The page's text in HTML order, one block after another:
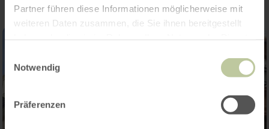
Partner führen diese Informationen möglicherweise mit
weiteren Daten zusammen, die Sie ihnen bereitgestellt
Notwendig
Präferenzen